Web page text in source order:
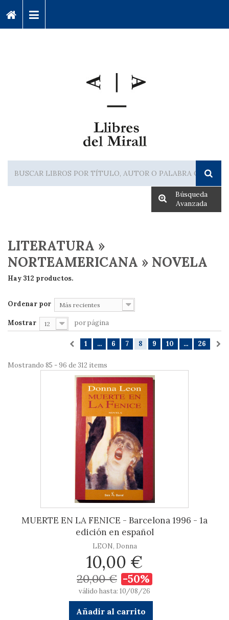
Búsqueda
Avanzada
LITERATURA »
NORTEAMERICANA » NOVELA
Hay 312 productos.
Ordenar por Más recientes
Mostrar 12 por página
1 ... 6 7 8 9 10 ... 26
Mostrando 85 - 96 de 312 items
MUERTE EN LA FENICE - Barcelona 1996 - 1a
edición en español
LEON, Donna
10,00 €
20,00 € -50%
válido hasta: 10/08/26
Añadir al carrito